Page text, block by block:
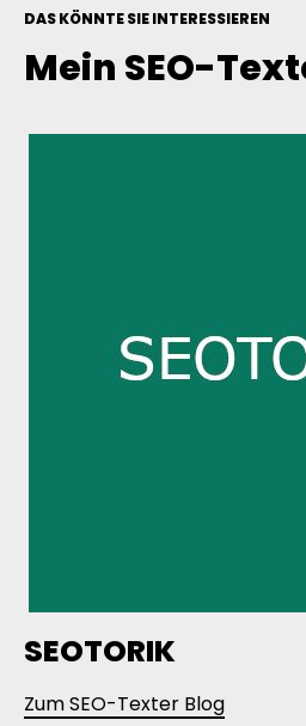
DAS KÖNNTE SIE INTERESSIEREN
Mein SEO-
SEOTORIK
Zum SEO-Texter Blog